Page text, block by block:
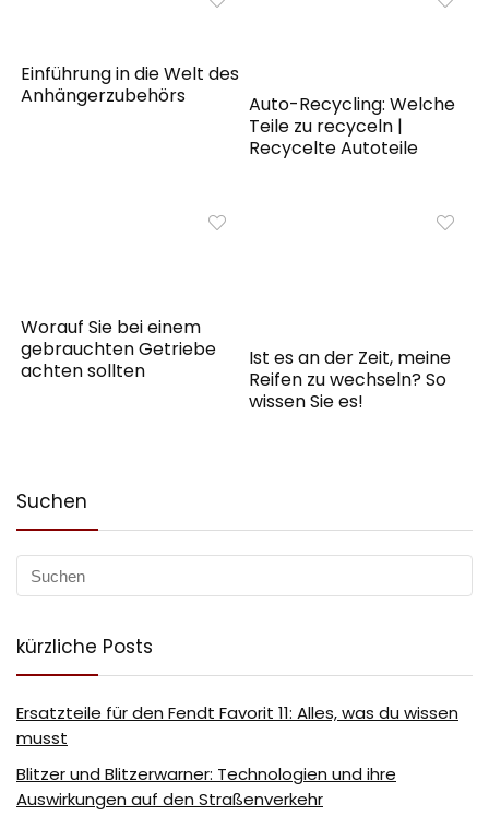
Einführung in die Welt des
Anhängerzubehörs
Auto-Recycling: Welche
Teile zu recyceln |
Recycelte Autoteile
Worauf Sie bei einem
gebrauchten Getriebe
achten sollten
Ist es an der Zeit, meine
Reifen zu wechseln? So
wissen Sie es!
Suchen
kürzliche Posts
Ersatzteile für den Fendt Favorit 11: Alles, was du wissen
musst
Blitzer und Blitzerwarner: Technologien und ihre
Auswirkungen auf den Straßenverkehr